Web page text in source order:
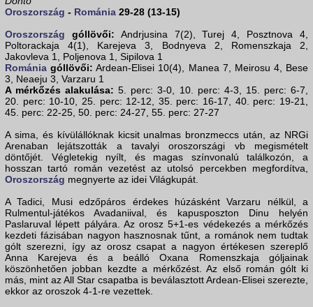
Oroszország - Románia 29-28 (13-15)
Oroszország góllövői: Andrjusina 7(2), Turej 4, Posztnova 4,
Poltorackaja 4(1), Karejeva 3, Bodnyeva 2, Romenszkaja 2,
Jakovleva 1, Poljenova 1, Sipilova 1
Románia góllövői: Ardean-Elisei 10(4), Manea 7, Meirosu 4, Bese
3, Neaeju 3, Varzaru 1
A mérkőzés alakulása: 5. perc: 3-0, 10. perc: 4-3, 15. perc: 6-7,
20. perc: 10-10, 25. perc: 12-12, 35. perc: 16-17, 40. perc: 19-21,
45. perc: 22-25, 50. perc: 24-27, 55. perc: 27-27
A sima, és kívülállóknak kicsit unalmas bronzmeccs után, az NRGi
Arenaban lejátszották a tavalyi oroszországi vb megismételt
döntőjét. Végletekig nyílt, és magas színvonalú találkozón, a
hosszan tartó román vezetést az utolsó percekben megfordítva,
Oroszország megnyerte az idei Világkupát.
A Tadici, Musi edzőpáros érdekes húzásként Varzaru nélkül, a
Rulmentul-játékos Avadaniival, és kapusposzton Dinu helyén
Paslaruval lépett pályára. Az orosz 5+1-es védekezés a mérkőzés
kezdeti fázisában nagyon hasznosnak tűnt, a románok nem tudtak
gólt szerezni, így az orosz csapat a nagyon értékesen szereplő
Anna Karejeva és a beálló Oxana Romenszkaja góljainak
köszönhetően jobban kezdte a mérkőzést. Az első román gólt ki
más, mint az All Star csapatba is beválasztott Ardean-Elisei szerezte,
ekkor az oroszok 4-1-re vezettek.